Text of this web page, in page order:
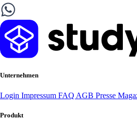
Unternehmen
Login Impressum FAQ AGB Presse
Produkt